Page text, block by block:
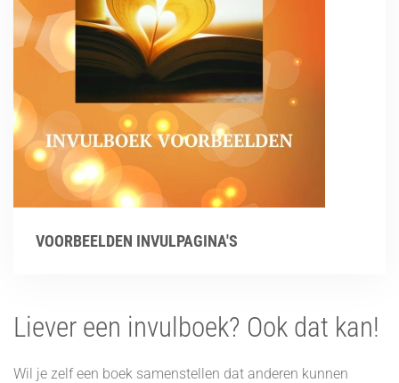
VOORBEELDEN INVULPAGINA'S
Liever een invulboek? Ook dat kan!
Wil je zelf een boek samenstellen dat anderen kunnen